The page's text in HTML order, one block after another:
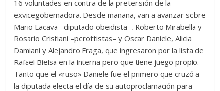
16 voluntades en contra de la pretensión de la
exvicegobernadora. Desde mañana, van a avanzar sobre
Mario Lacava –diputado obeidista–, Roberto Mirabella y
Rosario Cristiani –perottistas– y Oscar Daniele, Alicia
Damiani y Alejandro Fraga, que ingresaron por la lista de
Rafael Bielsa en la interna pero que tiene juego propio.
Tanto que el «ruso» Daniele fue el primero que cruzó a
la diputada electa el día de su autoproclamación para